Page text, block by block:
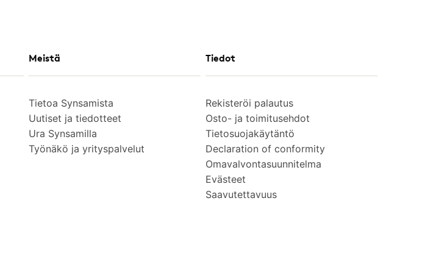
Meistä
Tietoa Synsamista
Uutiset ja tiedotteet
Ura Synsamilla
Työnäkö ja yrityspalvelut
Tiedot
Rekisteröi palautus
Osto- ja toimitusehdot
Tietosuojakäytäntö
Declaration of conformity
Omavalvontasuunnitelma
Evästeet
Saavutettavuus